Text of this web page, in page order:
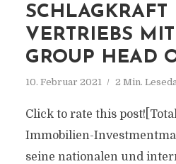
SCHLAGKRAFT
VERTRIEBS
GROUP HEAD
10. Februar 2021 2 Min.
Click to rate this
Immobilien-
seine nationalen und